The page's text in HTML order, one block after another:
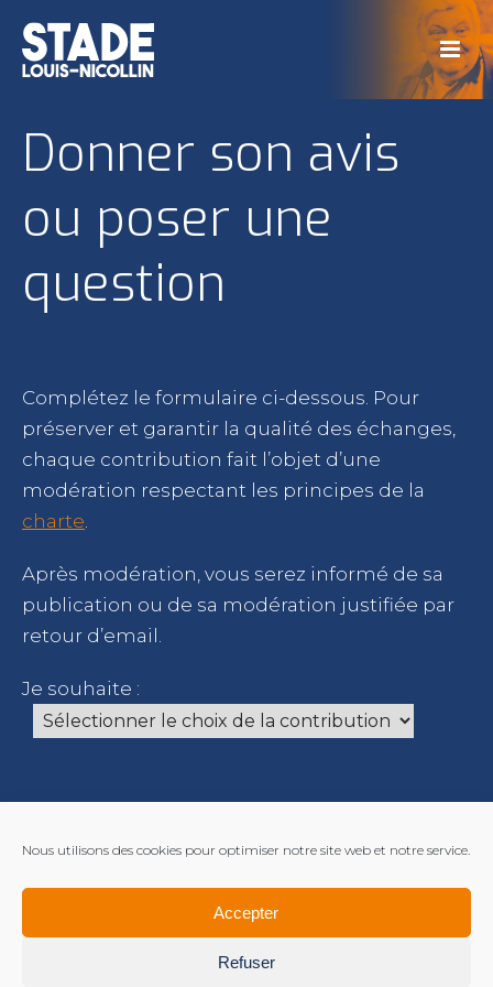
Nous utilisons des cookies pour optimiser notre site web et notre service.
Accepter
Refuser
Donner son avis
ou poser une
question
Complétez le formulaire ci-dessous. Pour
préserver et garantir la qualité des échanges,
chaque contribution fait l’objet d’une
modération respectant les principes de la
charte.
Après modération, vous serez informé de sa
publication ou de sa modération justifiée par
retour d’email.
Je souhaite :